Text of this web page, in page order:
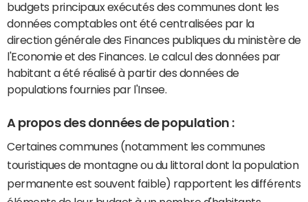
budgets principaux exécutés des communes dont les
données comptables ont été centralisées par la
direction générale des Finances publiques du ministère de
l'Economie et des Finances. Le calcul des données par
habitant a été réalisé à partir des données de
populations fournies par l'Insee.
A propos des données de population :
Certaines communes (notamment les communes
touristiques de montagne ou du littoral dont la population
permanente est souvent faible) rapportent les différents